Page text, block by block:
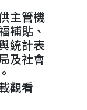
主管機
補貼、
統計表
及社會
觀看